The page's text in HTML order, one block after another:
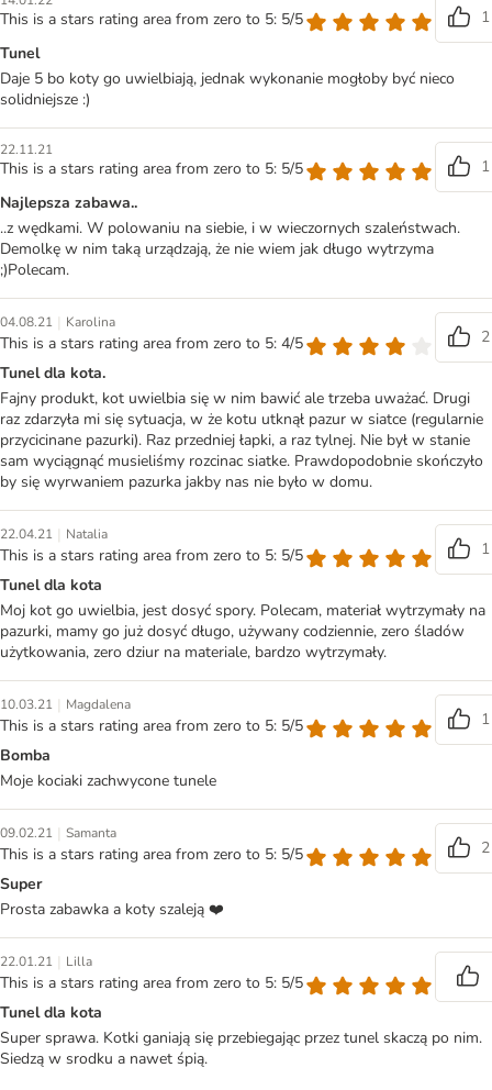
This is a stars rating area from zero to 5: 5/5
1
Tunel
Daje 5 bo koty go uwielbiają, jednak wykonanie mogłoby być nieco
solidniejsze :)
22.11.21
This is a stars rating area from zero to 5: 5/5
1
Najlepsza zabawa..
..z wędkami. W polowaniu na siebie, i w wieczornych szaleństwach.
Demolkę w nim taką urządzają, że nie wiem jak długo wytrzyma
;)Polecam.
04.08.21 | Karolina
This is a stars rating area from zero to 5: 4/5
2
Tunel dla kota.
Fajny produkt, kot uwielbia się w nim bawić ale trzeba uważać. Drugi
raz zdarzyła mi się sytuacja, w że kotu utknął pazur w siatce (regularnie
przycicinane pazurki). Raz przedniej łapki, a raz tylnej. Nie był w stanie
sam wyciągnąć musieliśmy rozcinac siatke. Prawdopodobnie skończyło
by się wyrwaniem pazurka jakby nas nie było w domu.
22.04.21 | Natalia
This is a stars rating area from zero to 5: 5/5
1
Tunel dla kota
Moj kot go uwielbia, jest dosyć spory. Polecam, materiał wytrzymały na
pazurki, mamy go już dosyć długo, używany codziennie, zero śladów
użytkowania, zero dziur na materiale, bardzo wytrzymały.
10.03.21 | Magdalena
This is a stars rating area from zero to 5: 5/5
1
Bomba
Moje kociaki zachwycone tunele
09.02.21 | Samanta
This is a stars rating area from zero to 5: 5/5
2
Super
Prosta zabawka a koty szaleją ❤️
22.01.21 | Lilla
This is a stars rating area from zero to 5: 5/5
Tunel dla kota
Super sprawa. Kotki ganiają się przebiegając przez tunel skaczą po nim.
Siedzą w srodku a nawet śpią.